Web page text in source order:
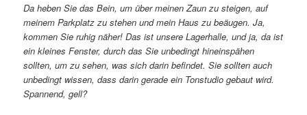
Da heben Sie das Bein, um über meinen Zaun zu steigen, auf
meinem Parkplatz zu stehen und mein Haus zu beäugen. Ja,
kommen Sie ruhig näher! Das ist unsere Lagerhalle, und ja, da ist
ein kleines Fenster, durch das Sie unbedingt hineinspähen
sollten, um zu sehen, was sich darin befindet. Sie sollten auch
unbedingt wissen, dass darin gerade ein Tonstudio gebaut wird.
Spannend, gell?